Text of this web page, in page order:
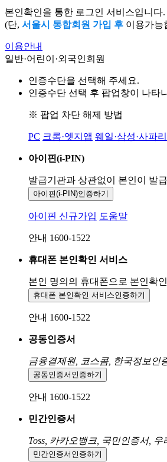
본인확인을 통한 로그인 서비스입니다.
(단, 서울시 통합회원 가입 후 이용가능
이용안내
일반·어린이·외국인회원
인증수단을 선택해 주세요.
인증수단 선택 후 팝업창이 나타
※ 팝업 차단 해제 방법
PC 크롬·엣지앱 웨일·삼성·사파
아이핀(i-PIN)
발급기관과 상관없이 본인이 발
아이핀(i-PIN)인증하기
아이핀 신규가입 도움말
안내 1600-1522
휴대폰 본인확인 서비스
본인 명의의 휴대폰으로 본인확
휴대폰 본인확인 서비스인증하기
안내 1600-1522
공동인증서
금융결제원, 코스콤, 한국정보인
공동인증서 인증하기
안내 1600-1522
민간인증서
Toss, 카카오뱅크, 국민인증서,
민간인증서 인증하기